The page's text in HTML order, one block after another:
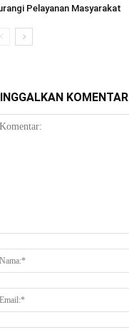
Pelayanan Masyarakat
KOMENTAR